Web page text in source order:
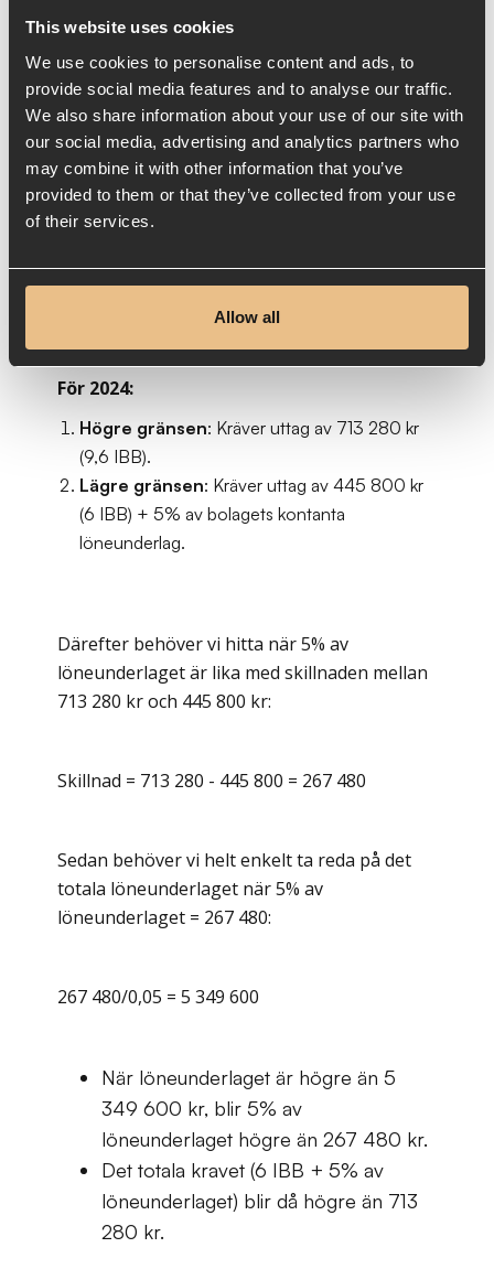
This website uses cookies
We use cookies to personalise content and ads, to
provide social media features and to analyse our traffic.
We also share information about your use of our site with
our social media, advertising and analytics partners who
may combine it with other information that you’ve
provided to them or that they’ve collected from your use
of their services.
Allow all
mest fördelaktiga vid olika scenarion handlar
helt enkelt om att lägre lön är mer
kostnadseffektivt för dig som ägare, då din
skatt och dina avgifter blir mindre. Samtidigt
behöver du ju ta ut tillräckligt med lön för att
uppfylla löneuttagskravet.
mellan den lägre och högre gränsen och
detta kan vi göra på följande sätt:
För 2024:
Högre gränsen: Kräver uttag av 713 280 kr
(9,6 IBB).
Lägre gränsen: Kräver uttag av 445 800 kr
(6 IBB) + 5% av bolagets kontanta
löneunderlag.
Därefter behöver vi hitta när 5% av
löneunderlaget är lika med skillnaden mellan
713 280 kr och 445 800 kr:
Skillnad = 713 280 - 445 800 = 267 480
Sedan behöver vi helt enkelt ta reda på det
totala löneunderlaget när 5% av
löneunderlaget = 267 480:
267 480/0,05 = 5 349 600
När löneunderlaget är högre än 5
349 600 kr, blir 5% av
löneunderlaget högre än 267 480 kr.
Det totala kravet (6 IBB + 5% av
löneunderlaget) blir då högre än 713
280 kr.